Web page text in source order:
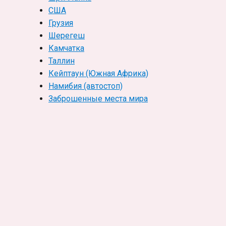
США
Грузия
Шерегеш
Камчатка
Таллин
Кейптаун (Южная Африка)
Намибия (автостоп)
Заброшенные места мира